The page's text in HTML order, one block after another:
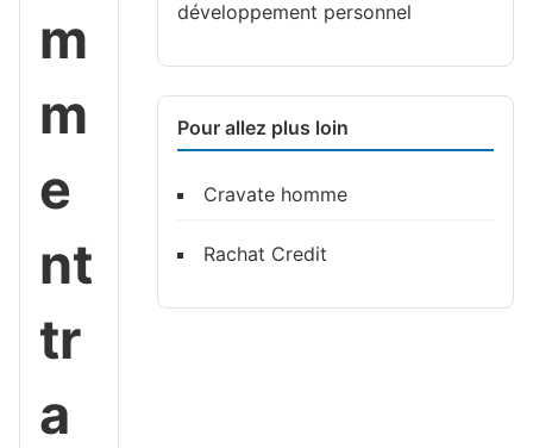
m
m
e
nt
tr
a
développement personnel
Pour allez plus loin
Cravate homme
Rachat Credit